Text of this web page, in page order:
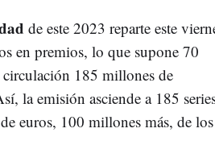
de este 2023 reparte este
en premios, lo que supone 70
circulación 185 millones de
la emisión asciende a 185
euros, 100 millones más, de los